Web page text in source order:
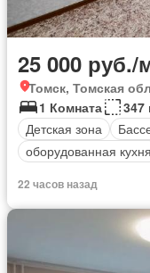
25 000 руб./
Томск, Томская
1 Комната
347
Детская зона
оборудованная кухня
22 часов назад